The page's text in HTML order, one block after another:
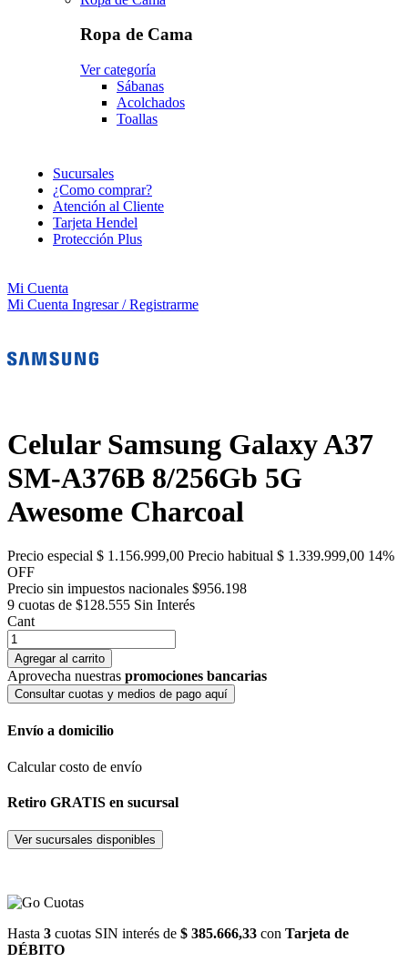
Ropa de Cama
Ver categoría
Sábanas
Acolchados
Toallas
Sucursales
¿Como comprar?
Atención al Cliente
Tarjeta Hendel
Protección Plus
Mi Cuenta
Mi Cuenta Ingresar / Registrarme
Celular Samsung Galaxy A37
SM-A376B 8/256Gb 5G
Awesome Charcoal
Precio especial $ 1.156.999,00 Precio habitual $ 1.339.999,00 14%
OFF
Precio sin impuestos nacionales $956.198
9 cuotas de $128.555 Sin Interés
Cant
Agregar al carrito
Aprovecha nuestras promociones bancarias
Consultar cuotas y medios de pago aquí
Envío a domicilio
Calcular costo de envío
Retiro GRATIS en sucursal
Ver sucursales disponibles
Hasta 3 cuotas SIN interés de $ 385.666,33 con Tarjeta de
DÉBITO